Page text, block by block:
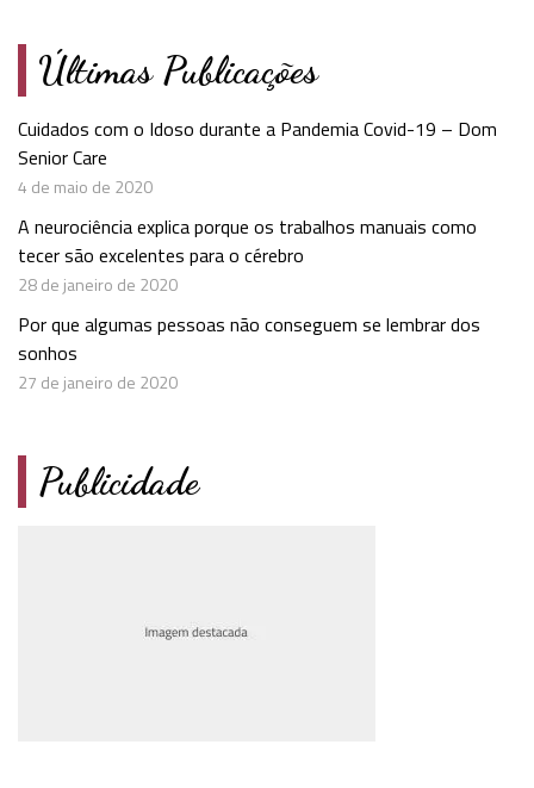
Últimas Publicações
Cuidados com o Idoso durante a Pandemia Covid-19 – Dom
Senior Care
4 de maio de 2020
A neurociência explica porque os trabalhos manuais como
tecer são excelentes para o cérebro
28 de janeiro de 2020
Por que algumas pessoas não conseguem se lembrar dos
sonhos
27 de janeiro de 2020
Publicidade